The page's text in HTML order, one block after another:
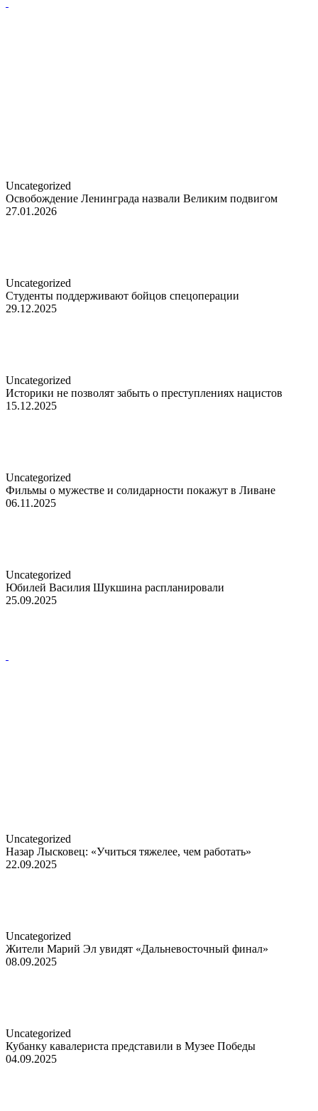
Uncategorized
Освобождение Ленинграда назвали Великим подвигом
27.01.2026
Uncategorized
Студенты поддерживают бойцов спецоперации
29.12.2025
Uncategorized
Историки не позволят забыть о преступлениях нацистов
15.12.2025
Uncategorized
Фильмы о мужестве и солидарности покажут в Ливане
06.11.2025
Uncategorized
Юбилей Василия Шукшина распланировали
25.09.2025
Uncategorized
Назар Лысковец: «Учиться тяжелее, чем работать»
22.09.2025
Uncategorized
Жители Марий Эл увидят «Дальневосточный финал»
08.09.2025
Uncategorized
Кубанку кавалериста представили в Музее Победы
04.09.2025